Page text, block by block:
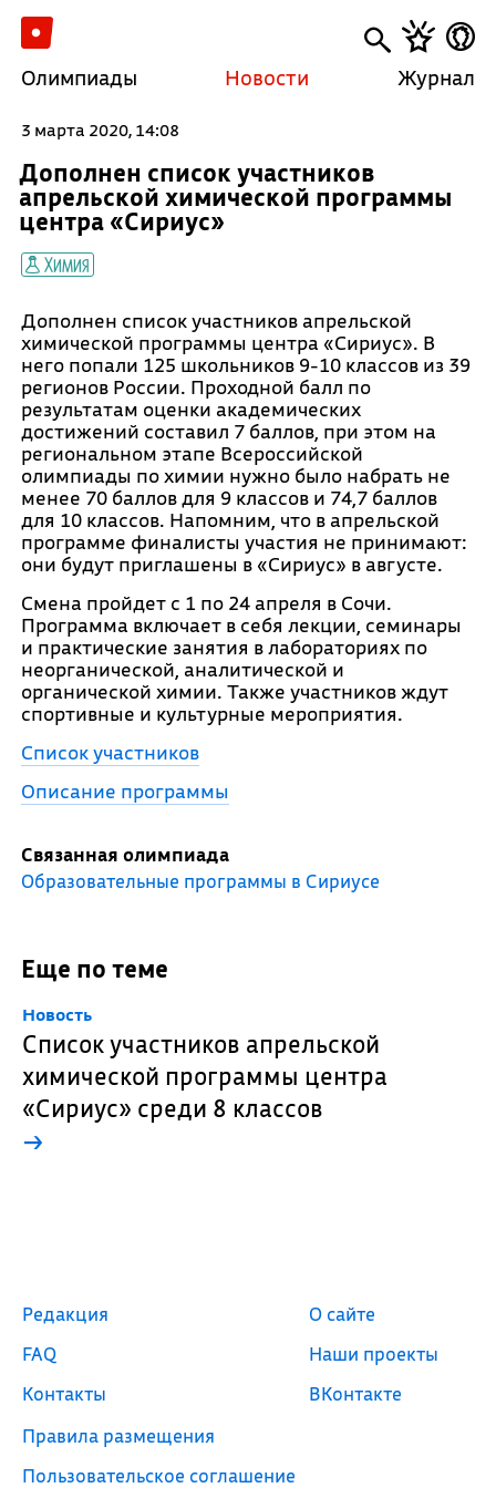
Олимпиады Новости Журнал
3 марта 2020, 14:08
Дополнен список участников
апрельской химической программы
центра «Сириус»
Химия
Дополнен список участников апрельской
химической программы центра «Сириус». В
него попали 125 школьников 9-10 классов из 39
регионов России. Проходной балл по
результатам оценки академических
достижений составил 7 баллов, при этом на
региональном этапе Всероссийской
олимпиады по химии нужно было набрать не
менее 70 баллов для 9 классов и 74,7 баллов
для 10 классов. Напомним, что в апрельской
программе финалисты участия не принимают:
они будут приглашены в «Сириус» в августе.
Смена пройдет с 1 по 24 апреля в Сочи.
Программа включает в себя лекции, семинары
и практические занятия в лабораториях по
неорганической, аналитической и
органической химии. Также участников ждут
спортивные и культурные мероприятия.
Список участников
Описание программы
Связанная олимпиада
Образовательные программы в Сириусе
Еще по теме
Новость
Список участников апрельской
химической программы центра
«Сириус» среди 8 классов
→
Редакция
FAQ
Контакты
Правила размещения
Пользовательское соглашение
О сайте
Наши проекты
ВКонтакте